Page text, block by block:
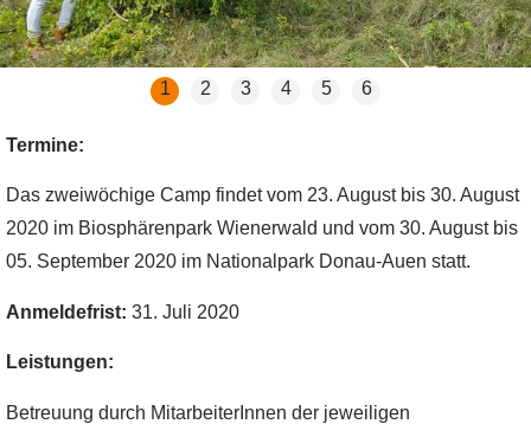
1 2 3 4 5 6
Termine:
Das zweiwöchige Camp findet vom 23. August bis 30. August
2020 im Biosphärenpark Wienerwald und vom 30. August bis
05. September 2020 im Nationalpark Donau-Auen statt.
Anmeldefrist: 31. Juli 2020
Leistungen:
Betreuung durch MitarbeiterInnen der jeweiligen